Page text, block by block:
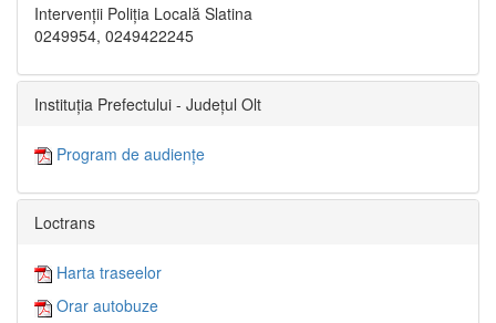
Intervenții Poliția Locală Slatina
0249954, 0249422245
Instituția Prefectului - Județul Olt
Program de audiențe
Loctrans
Harta traseelor
Orar autobuze